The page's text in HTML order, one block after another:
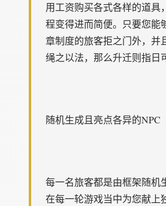
用工资购买各式各样的道具
程变得进而简便。只要您能
章制度的旅客拒之门外，并
绳之以法，那么升迁则指日
随机生成且亮点各异的NPC
每一名旅客都是由框架随机
在每一轮游戏当中为您献上